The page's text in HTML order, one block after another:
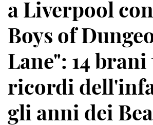
a Liverpool
Boys of
Lane": 14
ricordi
gli anni dei